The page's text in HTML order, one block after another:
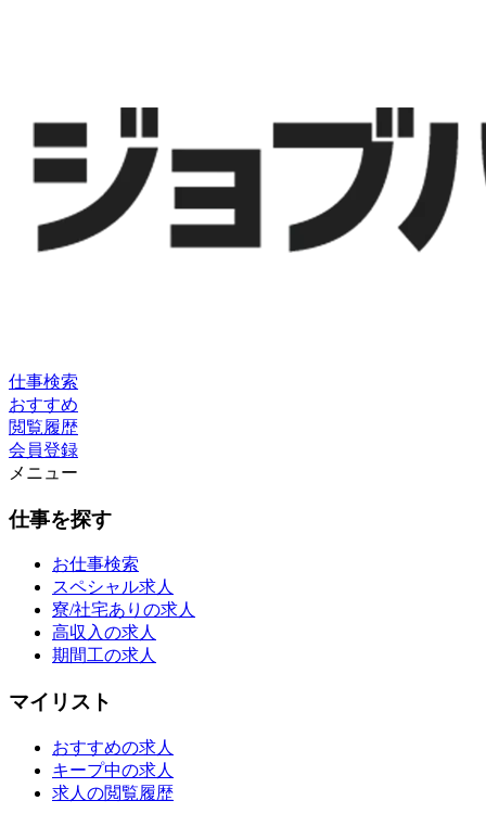
仕事検索
おすすめ
閲覧履歴
会員登録
メニュー
仕事を探す
お仕事検索
スペシャル求人
寮/社宅ありの求人
高収入の求人
期間工の求人
マイリスト
おすすめの求人
キープ中の求人
求人の閲覧履歴